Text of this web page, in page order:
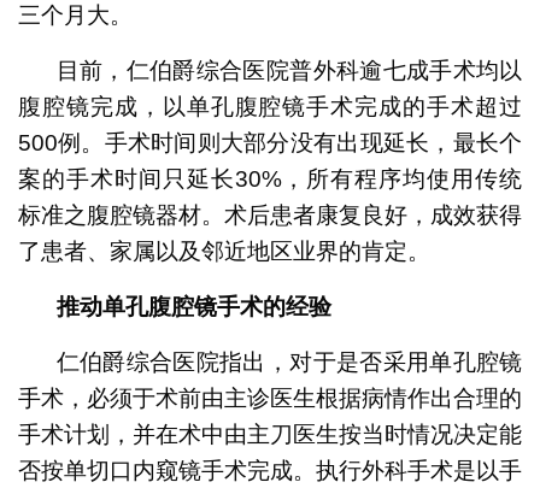
三个月大。
目前，仁伯爵综合医院普外科逾七成手术均以
腹腔镜完成，以单孔腹腔镜手术完成的手术超过
500例。手术时间则大部分没有出现延长，最长个
案的手术时间只延长30%，所有程序均使用传统
标准之腹腔镜器材。术后患者康复良好，成效获得
了患者、家属以及邻近地区业界的肯定。
推动单孔腹腔镜手术的经验
仁伯爵综合医院指出，对于是否采用单孔腔镜
手术，必须于术前由主诊医生根据病情作出合理的
手术计划，并在术中由主刀医生按当时情况决定能
否按单切口内窥镜手术完成。执行外科手术是以手